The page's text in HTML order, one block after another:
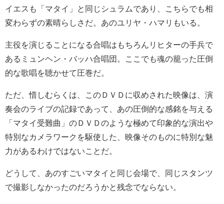
イエスも「マタイ」と同じシュラムであり、こちらでも相
変わらずの素晴らしさだ。あのユリヤ・ハマリもいる。
主役を演じることになる合唱はもちろんリヒターの手兵で
あるミュンヘン・バッハ合唱団。ここでも魂の籠った圧倒
的な歌唱を聴かせて圧巻だ。
ただ、惜しむらくは、このＤＶＤに収めされた映像は、演
奏会のライブの記録であって、あの圧倒的な感銘を与える
「マタイ受難曲」のＤＶＤのような極めて印象的な演出や
特別なカメラワークを駆使した、映像そのものに特別な魅
力があるわけではないことだ。
どうして、あのすごいマタイと同じ会場で、同じスタンツ
で撮影しなかったのだろうかと残念でならない。